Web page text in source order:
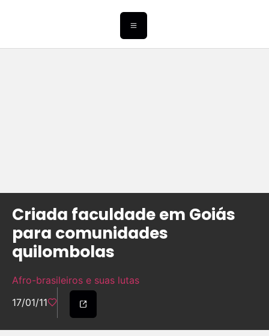
Criada faculdade em Goiás
para comunidades
quilombolas
Afro-brasileiros e suas lutas
17/01/11